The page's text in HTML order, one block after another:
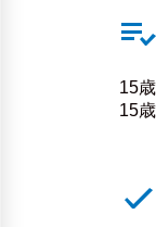
15
15